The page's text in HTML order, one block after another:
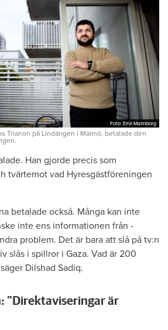
Foto: Emil Malmborg
Foto: Emil Malmborg
Trianon på Lindängen i Malmö, betalade den
Han ­gjorde precis som
tvärtemot vad Hyresgästföreningen
­betalade ­också. Många kan inte
inte ens informationen från
­problem. Det är bara att slå på tv:n
slås i spillror i Gaza. Vad är 200
­Dilshad Sadiq.
”Direktaviseringar är